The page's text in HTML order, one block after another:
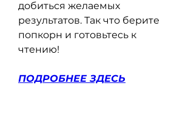
добиться желаемых
результатов. Так что берите
попкорн и готовьтесь к
чтению!
ПОДРОБНЕЕ ЗДЕСЬ